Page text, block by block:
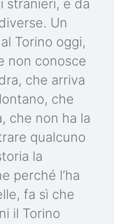
stranieri, e da
Un
Torino oggi,
non conosce
che arriva
che
che non ha la
qualcuno
la
perché l’ha
fa sì che
il Torino